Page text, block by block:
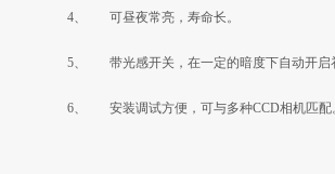
4、 可昼夜常亮，寿命长。
5、 带光感开关，在一定的暗度下自动开启
6、 安装调试方便，可与多种CCD相机匹配